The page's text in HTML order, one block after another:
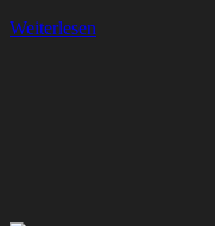
Weiterlesen